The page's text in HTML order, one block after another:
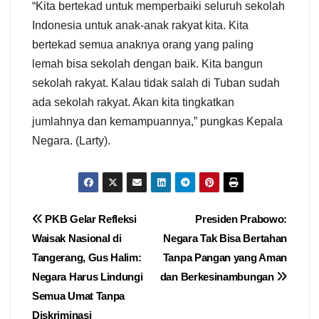
“Kita bertekad untuk memperbaiki seluruh sekolah
Indonesia untuk anak-anak rakyat kita. Kita
bertekad semua anaknya orang yang paling
lemah bisa sekolah dengan baik. Kita bangun
sekolah rakyat. Kalau tidak salah di Tuban sudah
ada sekolah rakyat. Akan kita tingkatkan
jumlahnya dan kemampuannya,” pungkas Kepala
Negara. (Larty).
Navigasi
pos
Presiden Prabowo:
Negara Tak Bisa Bertahan
Tanpa Pangan yang Aman
dan Berkesinambungan
PKB Gelar Refleksi
Waisak Nasional di
Tangerang, Gus Halim:
Negara Harus Lindungi
Semua Umat Tanpa
Diskriminasi